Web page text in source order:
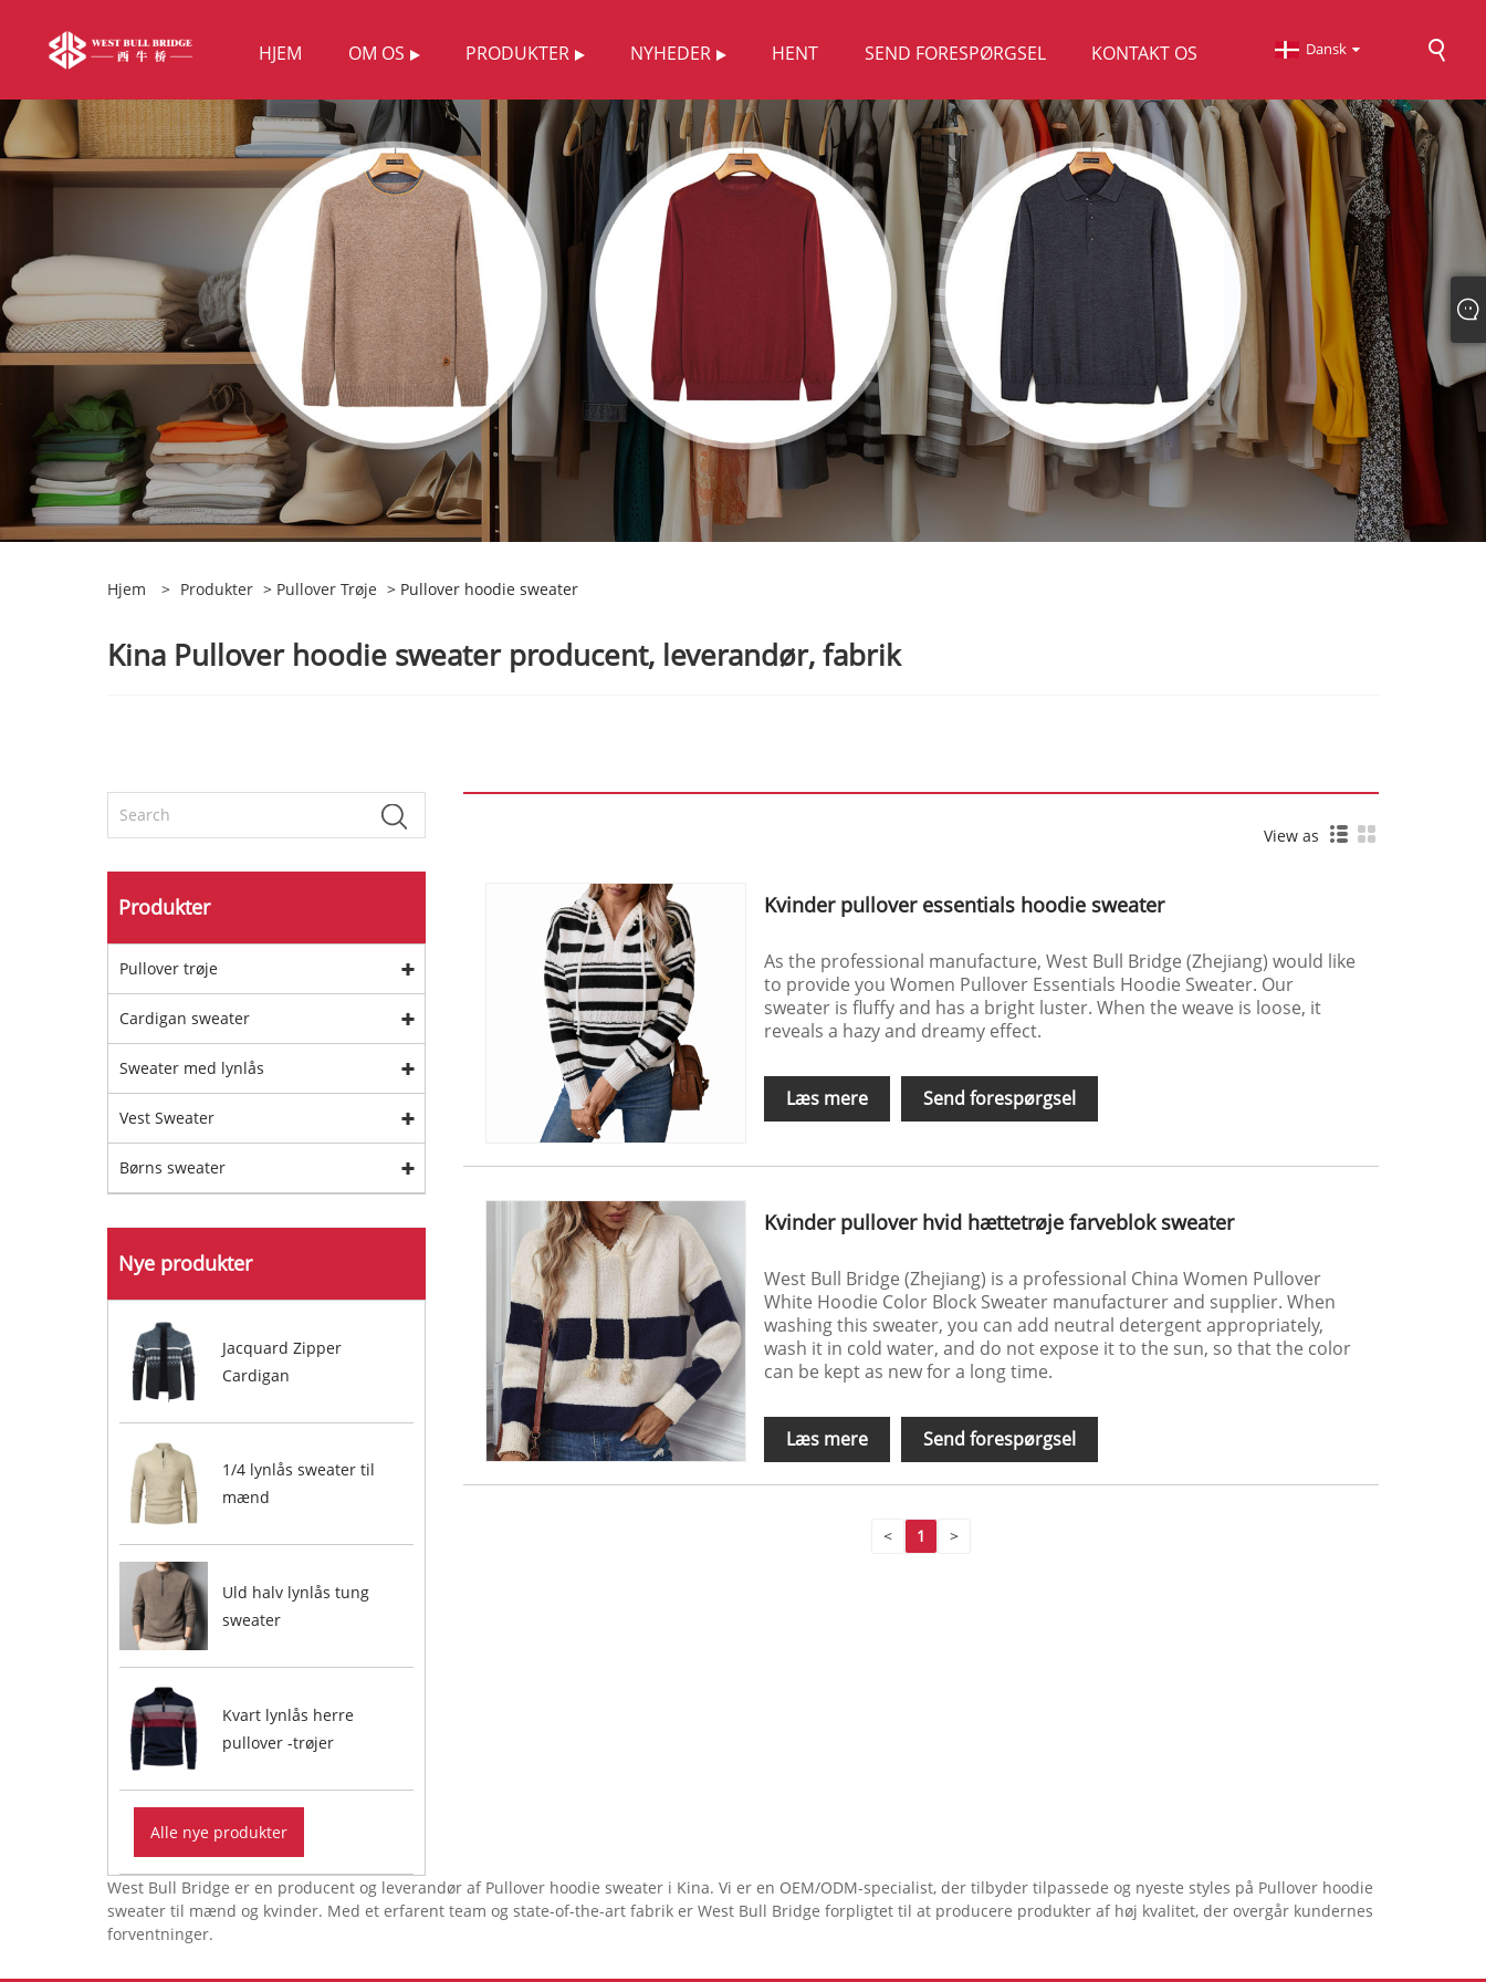
HJEM OM OS PRODUKTER NYHEDER HENT SEND FORESPØRGSEL KONTAKT OS Dansk
Hjem > Produkter > Pullover Trøje > Pullover hoodie sweater
Kina Pullover hoodie sweater producent, leverandør, fabrik
Produkter
Pullover trøje
Cardigan sweater
Sweater med lynlås
Vest Sweater
Børns sweater
Nye produkter
Jacquard Zipper
Cardigan
1/4 lynlås sweater til
mænd
Uld halv lynlås tung
sweater
Kvart lynlås herre
pullover -trøjer
Alle nye produkter
View as
Kvinder pullover essentials hoodie sweater
As the professional manufacture, West Bull Bridge (Zhejiang) would like
to provide you Women Pullover Essentials Hoodie Sweater. Our
sweater is fluffy and has a bright luster. When the weave is loose, it
reveals a hazy and dreamy effect.
Læs mere Send forespørgsel
Kvinder pullover hvid hættetrøje farveblok sweater
West Bull Bridge (Zhejiang) is a professional China Women Pullover
White Hoodie Color Block Sweater manufacturer and supplier. When
washing this sweater, you can add neutral detergent appropriately,
wash it in cold water, and do not expose it to the sun, so that the color
can be kept as new for a long time.
Læs mere Send forespørgsel
< 1 >
West Bull Bridge er en producent og leverandør af Pullover hoodie sweater i Kina. Vi er en OEM/ODM-specialist, der tilbyder tilpassede og nyeste styles på Pullover hoodie
sweater til mænd og kvinder. Med et erfarent team og state-of-the-art fabrik er West Bull Bridge forpligtet til at producere produkter af høj kvalitet, der overgår kundernes
forventninger.